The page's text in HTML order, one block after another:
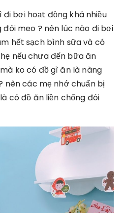
đi bơi hoạt động khá nhiều
meo ? nên lúc nào đi bơi
hết sạch bình sữa và có
nếu chưa đến bữa ăn
ko có đồ gì ăn là nàng
nên các mẹ nhớ chuẩn bị
có đồ ăn liền chống đói